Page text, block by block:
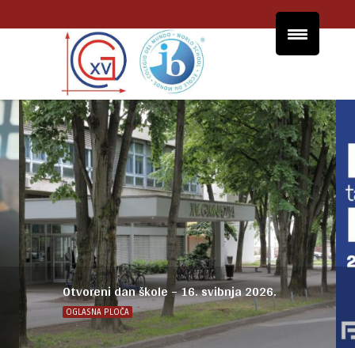
Otvoreni dan škole – 16. svibnja 2026.
OGLASNA PLOČA